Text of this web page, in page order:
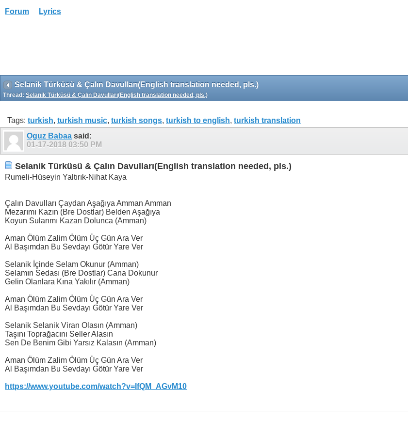
Forum Lyrics
Selanik Türküsü & Çalın Davulları(English translation needed, pls.)
Thread: Selanik Türküsü & Çalın Davulları(English translation needed, pls.)
Tags: turkish, turkish music, turkish songs, turkish to english, turkish translation
Oguz Babaa said:
01-17-2018 03:50 PM
Selanik Türküsü & Çalın Davulları(English translation needed, pls.)
Rumeli-Hüseyin Yaltırık-Nihat Kaya
Çalın Davulları Çaydan Aşağıya Amman Amman
Mezarımı Kazın (Bre Dostlar) Belden Aşağıya
Koyun Sularımı Kazan Dolunca (Amman)
Aman Ölüm Zalim Ölüm Üç Gün Ara Ver
Al Başımdan Bu Sevdayı Götür Yare Ver
Selanik İçinde Selam Okunur (Amman)
Selamın Sedası (Bre Dostlar) Cana Dokunur
Gelin Olanlara Kına Yakılır (Amman)
Aman Ölüm Zalim Ölüm Üç Gün Ara Ver
Al Başımdan Bu Sevdayı Götür Yare Ver
Selanik Selanik Viran Olasın (Amman)
Taşını Toprağacını Seller Alasın
Sen De Benim Gibi Yarsız Kalasın (Amman)
Aman Ölüm Zalim Ölüm Üç Gün Ara Ver
Al Başımdan Bu Sevdayı Götür Yare Ver
https://www.youtube.com/watch?v=IfQM_AGvM10